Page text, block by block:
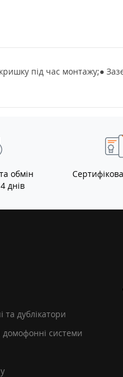
під час монтажу;●
обмін
днів
та дублікатори
домофонні системи